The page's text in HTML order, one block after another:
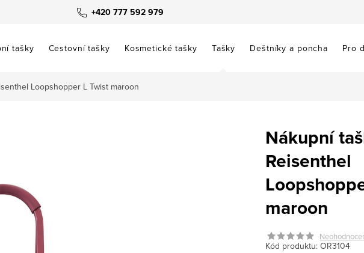
+420 777 592 979
tašky Cestovní tašky Kosmetické tašky Tašky Deštníky a poncha Pro
Loopshopper L Twist maroon
Nákupní
Reisenthel
maroon
Kód produktu: OR3104